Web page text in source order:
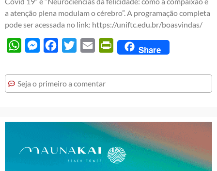
a atenção plena modulam o cérebro”. A programação completa
pode ser acessada no link: https://uniftc.edu.br/boasvindas/
WhatsAppMessengerFacebook
Twitter Email PrintFriendly
Share
Seja o primeiro a comentar